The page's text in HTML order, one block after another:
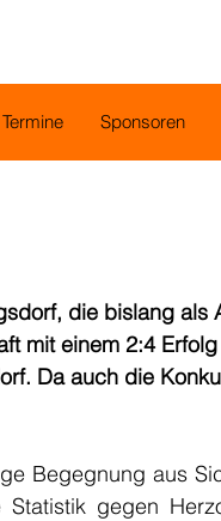
Termine Sponsoren
die bislang als
mit einem 2:4
Da auch die
Begegnung aus
gegen